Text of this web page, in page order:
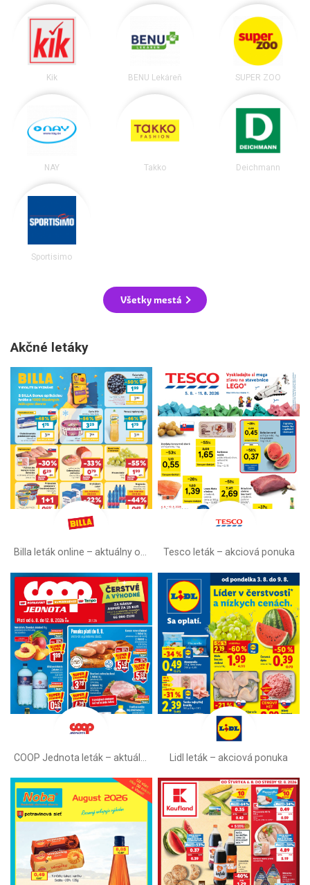
Kik BENU Lekáreň SUPER ZOO
NAY Takko Deichmann
Sportisimo
Všetky mestá
Akčné letáky
Billa leták online –⁠ aktuálny od stredy Tesco leták – akciová ponuka
Lidl leták –⁠ akciová ponuka